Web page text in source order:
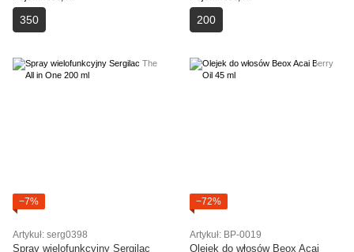
350 200
−7%
Artykuł: serg0398
Spray wielofunkcyjny Sergilac
−72%
Artykuł: BP-0019
Olejek do włosów Beox Acai